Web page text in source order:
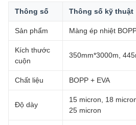
Thông số Thông số kỹ thuật
Sản phẩm Màng ép nhiệt
Kích thước
cuộn
350mm*3000m,
Chất liệu BOPP + EVA
Độ dày
15 micron, 18
25 micron